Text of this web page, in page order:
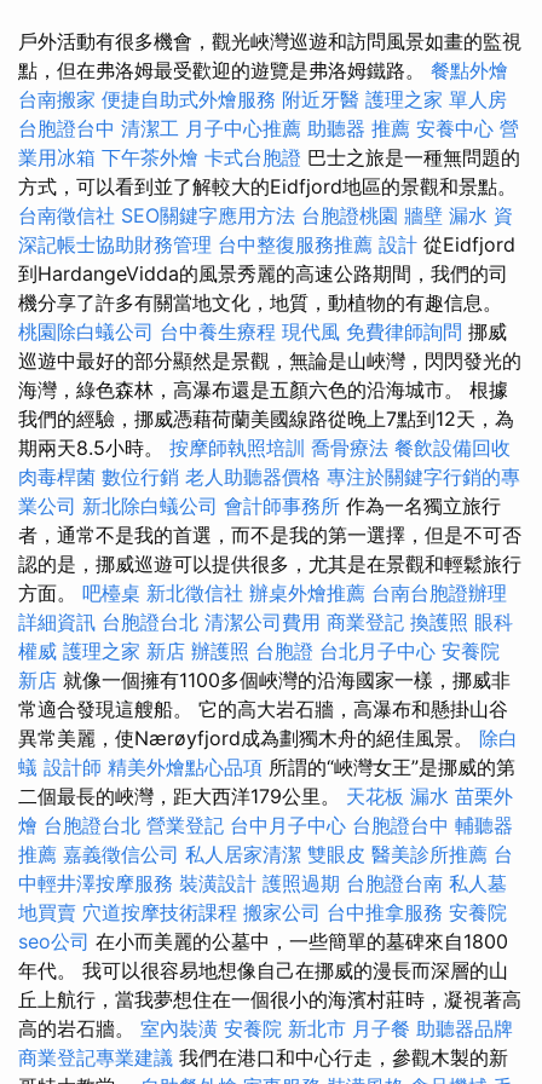
戶外活動有很多機會，觀光峽灣巡遊和訪問風景如畫的監視
點，但在弗洛姆最受歡迎的遊覽是弗洛姆鐵路。 餐點外燴
台南搬家 便捷自助式外燴服務 附近牙醫 護理之家 單人房
台胞證台中 清潔工 月子中心推薦 助聽器 推薦 安養中心 營
業用冰箱 下午茶外燴 卡式台胞證 巴士之旅是一種無問題的
方式，可以看到並了解較大的Eidfjord地區的景觀和景點。
台南徵信社 SEO關鍵字應用方法 台胞證桃園 牆壁 漏水 資
深記帳士協助財務管理 台中整復服務推薦 設計 從Eidfjord
到HardangeVidda的風景秀麗的高速公路期間，我們的司
機分享了許多有關當地文化，地質，動植物的有趣信息。
桃園除白蟻公司 台中養生療程 現代風 免費律師詢問 挪威
巡遊中最好的部分顯然是景觀，無論是山峽灣，閃閃發光的
海灣，綠色森林，高瀑布還是五顏六色的沿海城市。 根據
我們的經驗，挪威憑藉荷蘭美國線路從晚上7點到12天，為
期兩天8.5小時。 按摩師執照培訓 喬骨療法 餐飲設備回收
肉毒桿菌 數位行銷 老人助聽器價格 專注於關鍵字行銷的專
業公司 新北除白蟻公司 會計師事務所 作為一名獨立旅行
者，通常不是我的首選，而不是我的第一選擇，但是不可否
認的是，挪威巡遊可以提供很多，尤其是在景觀和輕鬆旅行
方面。 吧檯桌 新北徵信社 辦桌外燴推薦 台南台胞證辦理
詳細資訊 台胞證台北 清潔公司費用 商業登記 換護照 眼科
權威 護理之家 新店 辦護照 台胞證 台北月子中心 安養院
新店 就像一個擁有1100多個峽灣的沿海國家一樣，挪威非
常適合發現這艘船。 它的高大岩石牆，高瀑布和懸掛山谷
異常美麗，使Nærøyfjord成為劃獨木舟的絕佳風景。 除白
蟻 設計師 精美外燴點心品項 所謂的“峽灣女王”是挪威的第
二個最長的峽灣，距大西洋179公里。 天花板 漏水 苗栗外
燴 台胞證台北 營業登記 台中月子中心 台胞證台中 輔聽器
推薦 嘉義徵信公司 私人居家清潔 雙眼皮 醫美診所推薦 台
中輕井澤按摩服務 裝潢設計 護照過期 台胞證台南 私人墓
地買賣 穴道按摩技術課程 搬家公司 台中推拿服務 安養院
seo公司 在小而美麗的公墓中，一些簡單的墓碑來自1800
年代。 我可以很容易地想像自己在挪威的漫長而深層的山
丘上航行，當我夢想住在一個很小的海濱村莊時，凝視著高
高的岩石牆。 室內裝潢 安養院 新北市 月子餐 助聽器品牌
商業登記專業建議 我們在港口和中心行走，參觀木製的新